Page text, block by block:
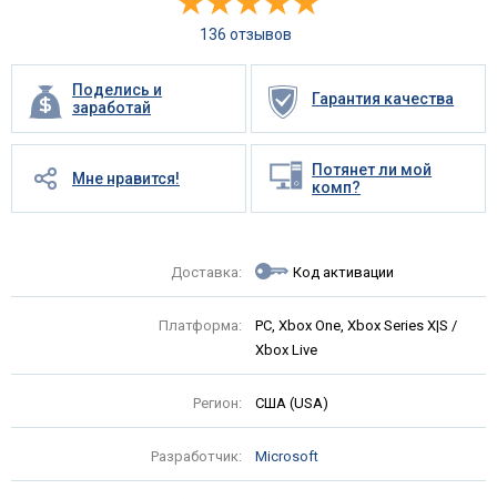
136 отзывов
Поделись и
заработай
Гарантия качества
Мне нравится!
Потянет ли мой
комп?
Доставка: Код активации
Платформа:
PC, Xbox One, Xbox Series X|S /
Xbox Live
Регион: США (USA)
Разработчик: Microsoft